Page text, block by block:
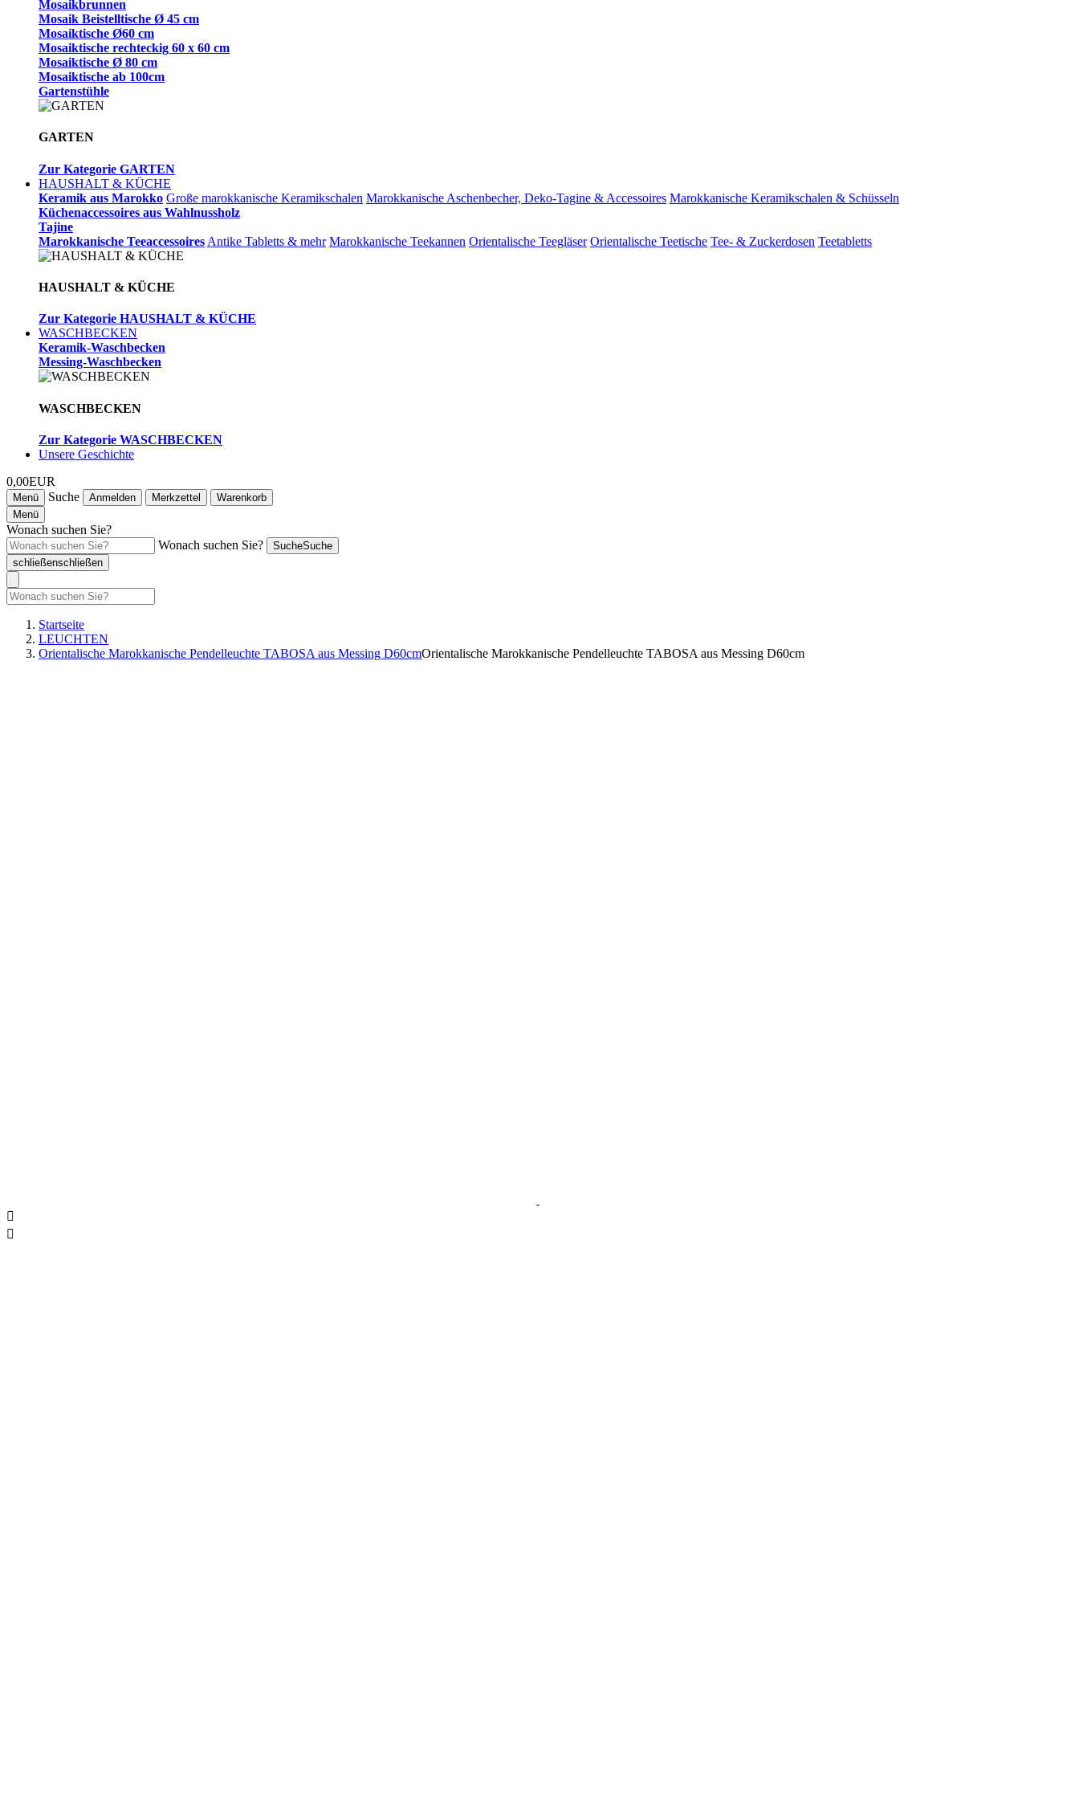
Mosaikbrunnen
Mosaik Beistelltische Ø 45 cm
Mosaiktische Ø60 cm
Mosaiktische rechteckig 60 x 60 cm
Mosaiktische Ø 80 cm
Mosaiktische ab 100cm
Gartenstühle
GARTEN
Zur Kategorie GARTEN
HAUSHALT & KÜCHE
Keramik aus Marokko Große marokkanische Keramikschalen Marokkanische Aschenbecher, Deko-Tagine & Accessoires Marokkanische Keramikschalen & Schüsseln
Küchenaccessoires aus Wahlnussholz
Tajine
Marokkanische Teeaccessoires Antike Tabletts & mehr Marokkanische Teekannen Orientalische Teegläser Orientalische Teetische Tee- & Zuckerdosen Teetabletts
HAUSHALT & KÜCHE
Zur Kategorie HAUSHALT & KÜCHE
WASCHBECKEN
Keramik-Waschbecken
Messing-Waschbecken
WASCHBECKEN
Zur Kategorie WASCHBECKEN
Unsere Geschichte
0,00EUR
Menü Suche Anmelden Merkzettel
Warenkorb
Menü
Wonach suchen Sie?
Wonach suchen Sie?
SucheSuche
schließenschließen
Startseite
LEUCHTEN
Orientalische Marokkanische Pendelleuchte TABOSA aus Messing D60cmOrientalische Marokkanische Pendelleuchte TABOSA aus Messing D60cm

